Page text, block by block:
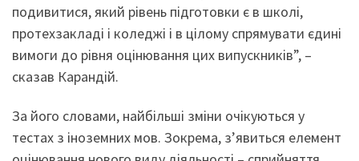
подивитися, який рівень підготовки є в школі,
протехзакладі і коледжі і в цілому спрямувати єдині
вимоги до рівня оцінювання цих випускників”, –
сказав Карандій.
За його словами, найбільші зміни очікуються у
тестах з іноземних мов. Зокрема, з’явиться елемент